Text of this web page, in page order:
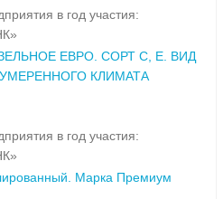
в год участия:
ЕВРО. СОРТ С, Е. ВИД
УМЕРЕННОГО КЛИМАТА
в год участия:
Марка Премиум